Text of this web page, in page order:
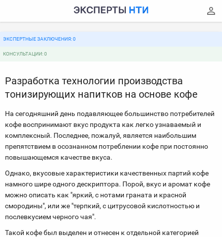
ЭКСПЕРТНЫЕ ЗАКЛЮЧЕНИЯ: 0
КОНСУЛЬТАЦИИ: 0
Разработка технологии производства
тонизирующих напитков на основе кофе
На сегодняшний день подавляющее большинство потребителей
кофе воспринимают вкус продукта как легко узнаваемый и
комплексный. Последнее, пожалуй, является наибольшим
препятствием в осознанном потреблении кофе при постоянно
повышающемся качестве вкуса.
Однако, вкусовые характеристики качественных партий кофе
намного шире одного дескриптора. Порой, вкус и аромат кофе
можно описать как "яркий, с нотами граната и красной
смородины", или же "терпкий, с цитрусовой кислотностью и
послевкусием черного чая".
Такой кофе был выделен и отнесен к отдельной категорией